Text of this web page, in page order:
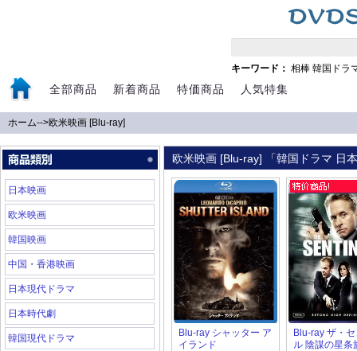
キーワード： 相棒 韓国ドラ
全部商品 新着商品 特価商品 人気特集
ホーム-->欧米映画 [Blu-ray]
日本映画
欧米映画
韓国映画
中国・香港映画
日本現代ドラマ
日本時代劇
韓国現代ドラマ
欧米映画 [Blu-ray] 「韓国ドラマ 日
Blu-ray シャッター ア
イランド
Blu-ray ザ・
ル 陰謀の星条